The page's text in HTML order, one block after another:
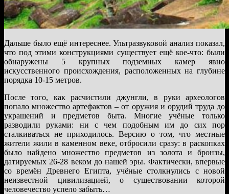
Дальше было ещё интереснее. Ультразвуковой анализ показал,
что под этими конструкциями существует ещё кое-что: были
обнаружены 5 крупных подземных камер явно
искусственного происхождения, расположенных на глубине
порядка 10-15 метров.
После того, как расчистили джунгли, в руки археологов
попало множество артефактов – от оружия и орудий труда до
украшений и предметов быта. Многие учёные только
разводили руками: ни с чем подобным им до сих пор
сталкиваться не приходилось. Версию о том, что местные
жители жили в каменном веке, отбросили сразу: в раскопках
было найдено множество предметов из золота и бронзы,
датируемых 26-28 веком до нашей эры. Фактически, впервые
со времён Древнего Египта, учёные столкнулись с новой
неизвестной цивилизацией, о существовании которой
человечество успело забыть…